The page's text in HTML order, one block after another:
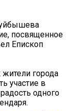
посвященное
Епископ
города
участие в
одного